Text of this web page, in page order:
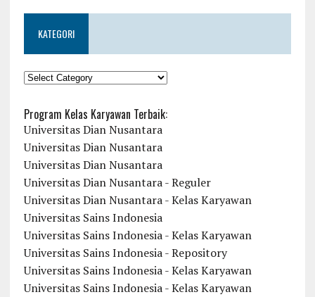
KATEGORI
KATEGORI
Program Kelas Karyawan Terbaik:
Universitas Dian Nusantara
Universitas Dian Nusantara
Universitas Dian Nusantara
Universitas Dian Nusantara - Reguler
Universitas Dian Nusantara - Kelas Karyawan
Universitas Sains Indonesia
Universitas Sains Indonesia - Kelas Karyawan
Universitas Sains Indonesia - Repository
Universitas Sains Indonesia - Kelas Karyawan
Universitas Sains Indonesia - Kelas Karyawan